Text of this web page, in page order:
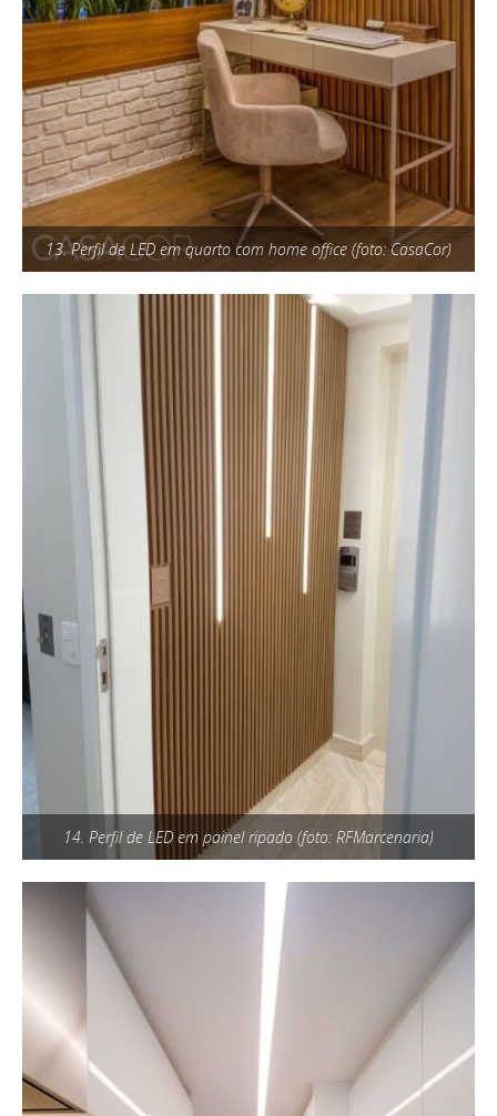
13. Perfil de LED em quarto com home office (foto: CasaCor)
14. Perfil de LED em painel ripado (foto: RFMarcenaria)